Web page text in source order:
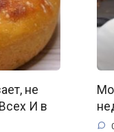
не
И в